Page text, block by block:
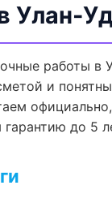
Улан-
работы в
и
официально,
гарантию до 5